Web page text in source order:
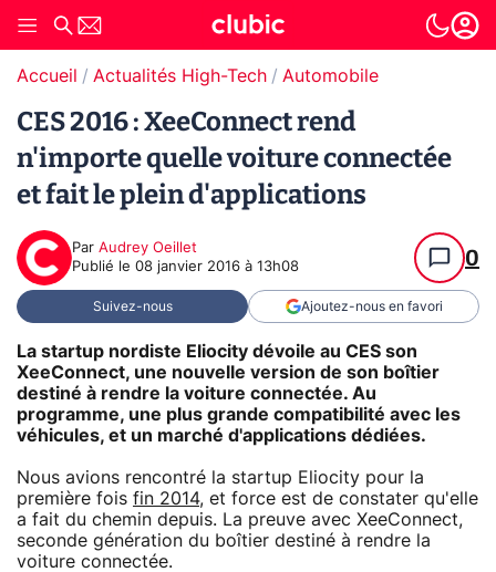
Accueil Actualités High-Tech Automobile
CES 2016 : XeeConnect rend
n'importe quelle voiture connectée
et fait le plein d'applications
Par Audrey Oeillet
Publié le 08 janvier 2016 à 13h08 0
Suivez-nous Ajoutez-nous en favori
La startup nordiste Eliocity dévoile au CES son
XeeConnect, une nouvelle version de son boîtier
destiné à rendre la voiture connectée. Au
programme, une plus grande compatibilité avec les
véhicules, et un marché d'applications dédiées.
Nous avions rencontré la startup Eliocity pour la
première fois fin 2014, et force est de constater qu'elle
a fait du chemin depuis. La preuve avec XeeConnect,
seconde génération du boîtier destiné à rendre la
voiture connectée.